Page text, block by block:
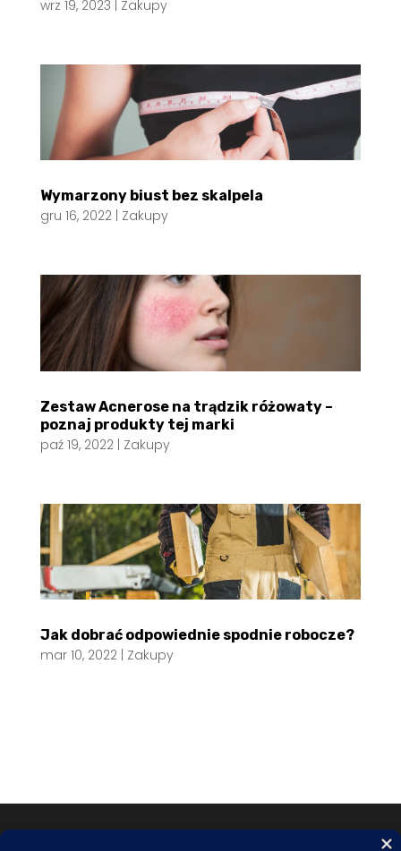
wrz 19, 2023 | Zakupy
Wymarzony biust bez skalpela
gru 16, 2022| Zakupy
Zestaw Acnerose na trądzik różowaty –
poznaj produkty tej marki
paź 19, 2022| Zakupy
Jak dobrać odpowiednie spodnie robocze?
mar 10, 2022| Zakupy